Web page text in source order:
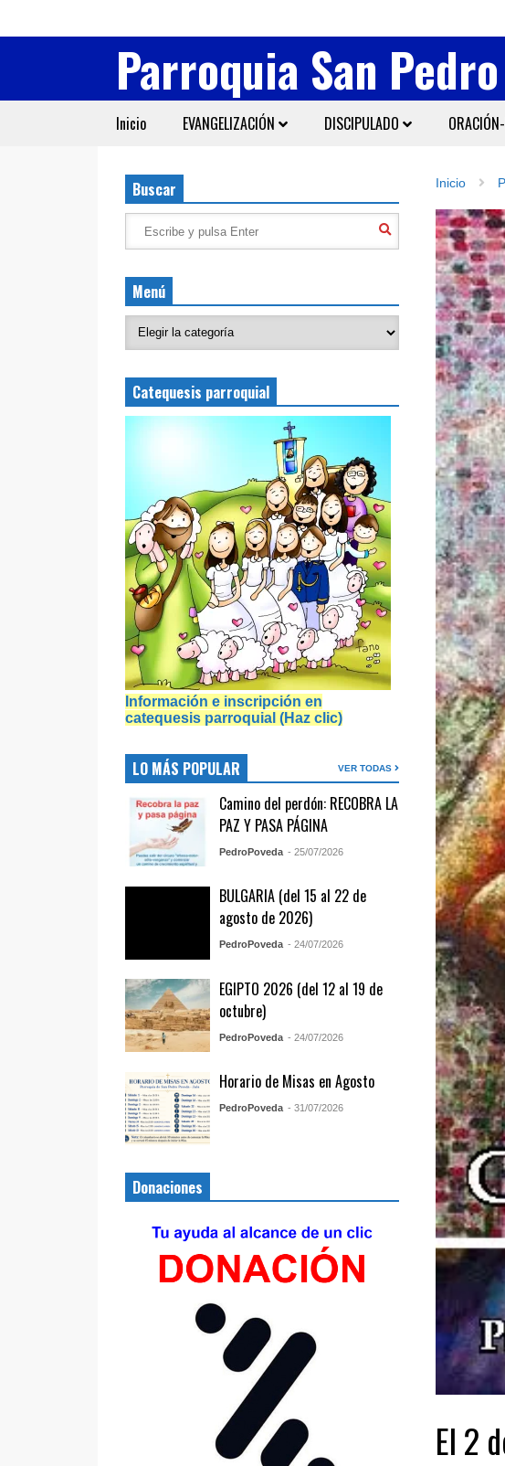
Parroquia San
Inicio EVANGELIZACIÓN DISCIPULADO
Inicio
El 2
Buscar
Menú
Catequesis parroquial
Información e inscripción en
catequesis parroquial (Haz clic)
LO MÁS POPULAR VER TODAS
Camino del perdón: RECOBRA LA
PAZ Y PASA PÁGINA
PedroPoveda - 25/07/2026
BULGARIA (del 15 al 22 de
agosto de 2026)
PedroPoveda - 24/07/2026
EGIPTO 2026 (del 12 al 19 de
octubre)
PedroPoveda - 24/07/2026
Horario de Misas en Agosto
PedroPoveda - 31/07/2026
Donaciones